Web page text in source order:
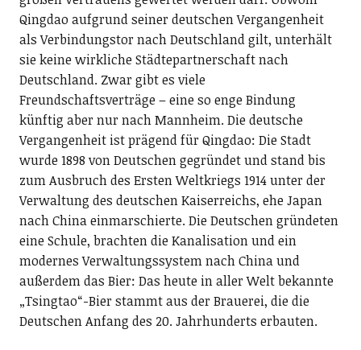
Qingdao aufgrund seiner deutschen Vergangenheit
als Verbindungstor nach Deutschland gilt, unterhält
sie keine wirkliche Städtepartnerschaft nach
Deutschland. Zwar gibt es viele
Freundschaftsverträge – eine so enge Bindung
künftig aber nur nach Mannheim. Die deutsche
Vergangenheit ist prägend für Qingdao: Die Stadt
wurde 1898 von Deutschen gegründet und stand bis
zum Ausbruch des Ersten Weltkriegs 1914 unter der
Verwaltung des deutschen Kaiserreichs, ehe Japan
nach China einmarschierte. Die Deutschen gründeten
eine Schule, brachten die Kanalisation und ein
modernes Verwaltungssystem nach China und
außerdem das Bier: Das heute in aller Welt bekannte
„Tsingtao“-Bier stammt aus der Brauerei, die die
Deutschen Anfang des 20. Jahrhunderts erbauten.